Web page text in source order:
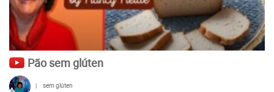
Pão sem glúten
| sem glúten